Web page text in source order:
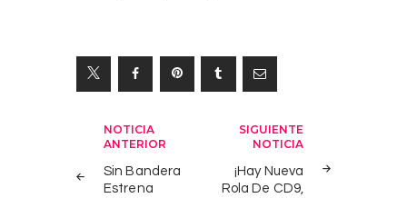
Navegación
entradas
NOTICIA
ANTERIOR
Sin Bandera
Estrena
SIGUIENTE
NOTICIA
¡Hay Nueva
Rola De CD9,